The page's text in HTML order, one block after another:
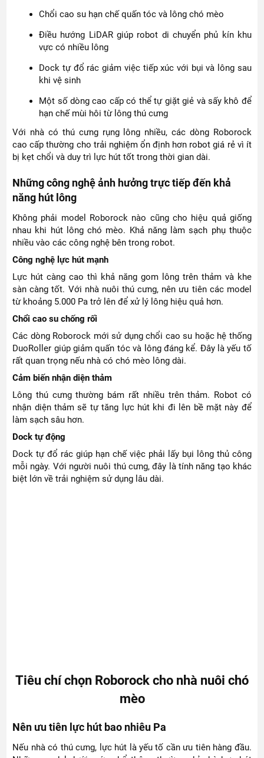
Chổi cao su hạn chế quấn tóc và lông chó mèo
Điều hướng LiDAR giúp robot di chuyển phủ kín khu
vực có nhiều lông
Dock tự đổ rác giảm việc tiếp xúc với bụi và lông sau
khi vệ sinh
Một số dòng cao cấp có thể tự giặt giẻ và sấy khô để
hạn chế mùi hôi từ lông thú cưng
Với nhà có thú cưng rụng lông nhiều, các dòng Roborock
cao cấp thường cho trải nghiệm ổn định hơn robot giá rẻ vì ít
bị kẹt chổi và duy trì lực hút tốt trong thời gian dài.
Những công nghệ ảnh hưởng trực tiếp đến khả
năng hút lông
Không phải model Roborock nào cũng cho hiệu quả giống
nhau khi hút lông chó mèo. Khả năng làm sạch phụ thuộc
nhiều vào các công nghệ bên trong robot.
Công nghệ lực hút mạnh
Lực hút càng cao thì khả năng gom lông trên thảm và khe
sàn càng tốt. Với nhà nuôi thú cưng, nên ưu tiên các model
từ khoảng 5.000 Pa trở lên để xử lý lông hiệu quả hơn.
Chổi cao su chống rối
Các dòng Roborock mới sử dụng chổi cao su hoặc hệ thống
DuoRoller giúp giảm quấn tóc và lông đáng kể. Đây là yếu tố
rất quan trọng nếu nhà có chó mèo lông dài.
Cảm biến nhận diện thảm
Lông thú cưng thường bám rất nhiều trên thảm. Robot có
nhận diện thảm sẽ tự tăng lực hút khi đi lên bề mặt này để
làm sạch sâu hơn.
Dock tự động
Dock tự đổ rác giúp hạn chế việc phải lấy bụi lông thủ công
mỗi ngày. Với người nuôi thú cưng, đây là tính năng tạo khác
biệt lớn về trải nghiệm sử dụng lâu dài.
Tiêu chí chọn Roborock cho nhà nuôi chó
mèo
Nên ưu tiên lực hút bao nhiêu Pa
Nếu nhà có thú cưng, lực hút là yếu tố cần ưu tiên hàng đầu.